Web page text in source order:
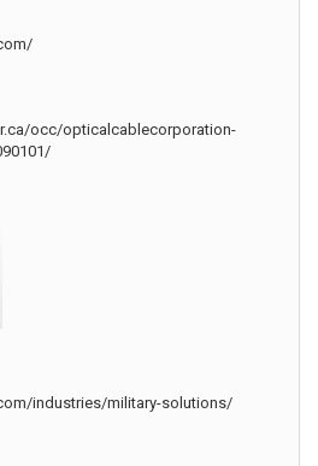
occ/opticalcablecorporation-
industries/military-solutions/